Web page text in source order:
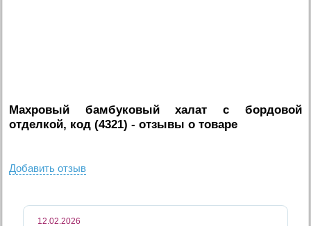
Махровый бамбуковый халат с бордовой
отделкой, код (4321) - отзывы о товаре
Добавить отзыв
12.02.2026